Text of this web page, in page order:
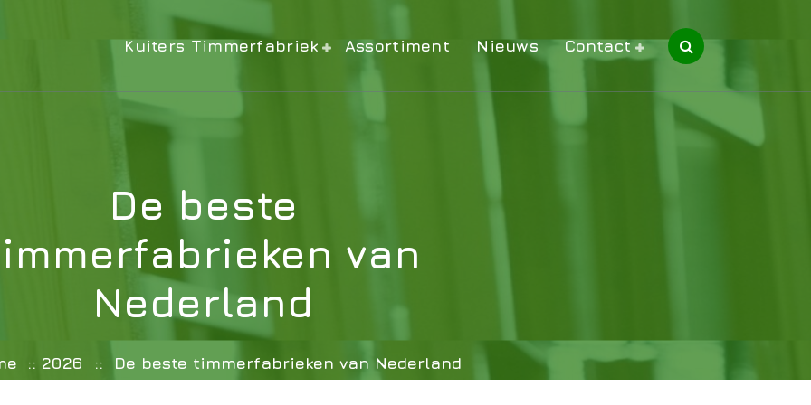
Kuiters Timmerfabriek Assortiment Nieuws Contact
De beste
van
Nederland
:: 2026 :: De beste timmerfabrieken van Nederland